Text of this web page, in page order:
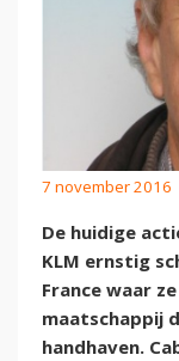
7 november 2016
De huidige
KLM ernstig
France waar
maatschappij
handhaven.